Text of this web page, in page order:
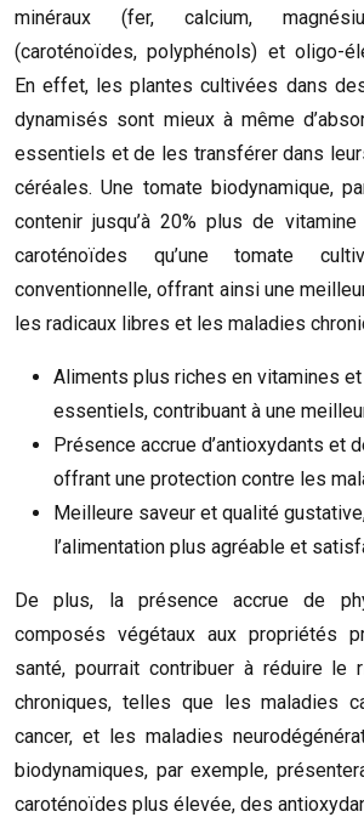
minéraux (fer, calcium,
(caroténoïdes, polyphénols) et oligo-
En effet, les plantes cultivées dans
dynamisés sont mieux à même
essentiels et de les transférer dans
céréales. Une tomate biodynamique,
contenir jusqu’à 20% plus de
caroténoïdes qu’une tomate
conventionnelle, offrant ainsi une
les radicaux libres et les maladies
Aliments plus riches en vitamines
essentiels, contribuant à une
Présence accrue d’antioxydants et
offrant une protection contre les
Meilleure saveur et qualité
l’alimentation plus agréable et
De plus, la présence accrue de
composés végétaux aux propriétés
santé, pourrait contribuer à réduire le
chroniques, telles que les maladies
cancer, et les maladies
biodynamiques, par exemple,
caroténoïdes plus élevée, des